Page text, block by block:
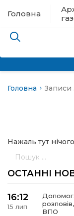
Головна
новини
Головна Записи
Нажаль тут
ОСТАННІ
16:12
15 лип
ВПО